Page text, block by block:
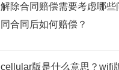
解除合同赔偿需要考虑哪些
同合同后如何赔偿？
cellular版是什么意思？wifi